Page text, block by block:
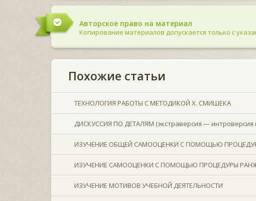
Авторское право на материал
Копирование материалов допускается только с
Похожие статьи
ТЕХНОЛОГИЯ РАБОТЫ С МЕТОДИКОЙ X. СМИШЕКА
ДИСКУССИЯ ПО ДЕТАЛЯМ (экстраверсия — интроверсия
ИЗУЧЕНИЕ ОБЩЕЙ САМООЦЕНКИ С ПОМОЩЬЮ
ИЗУЧЕНИЕ САМООЦЕНКИ С ПОМОЩЬЮ ПРОЦЕДУРЫ
ИЗУЧЕНИЕ МОТИВОВ УЧЕБНОЙ ДЕЯТЕЛЬНОСТИ